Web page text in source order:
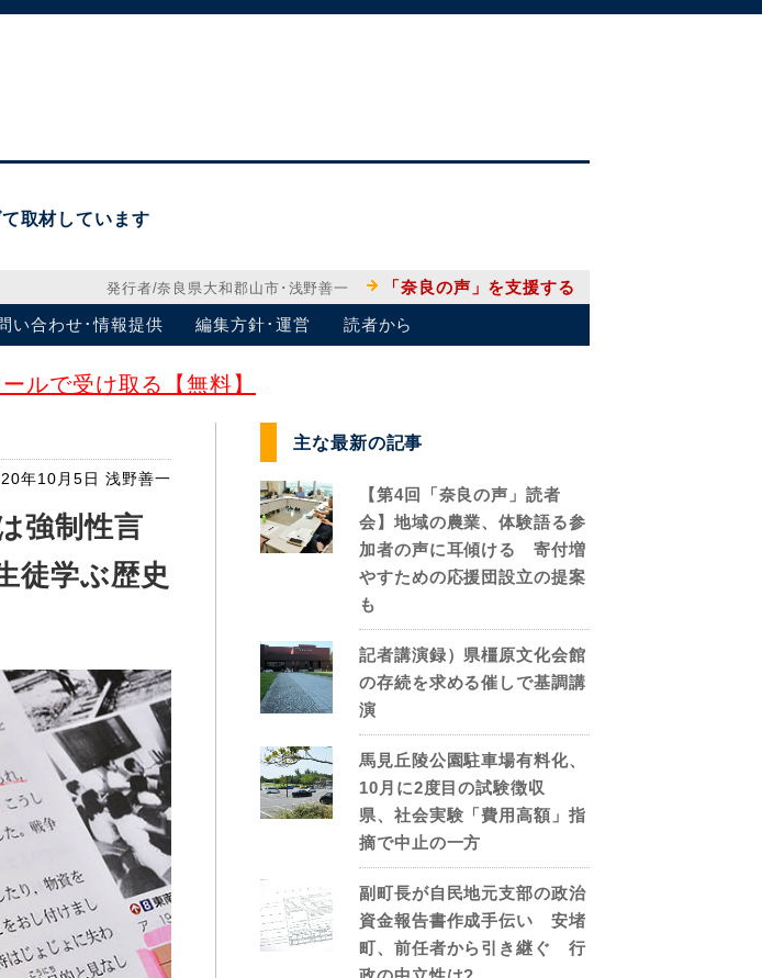
取材しています
発行者/奈良県大和郡山市･浅野善一
「奈良の声」を支援する
い合わせ･情報提供 編集方針･運営 読者から
ルで受け取る【無料】
年10月5日 浅野善一
強制性言
学ぶ歴史
主な最新の記事
【第4回「奈良の声」読者
会】地域の農業、体験語る参
加者の声に耳傾ける 寄付増
やすための応援団設立の提案
も
記者講演録）県橿原文化会館
の存続を求める催しで基調講
演
馬見丘陵公園駐車場有料化、
10月に2度目の試験徴収
県、社会実験「費用高額」指
摘で中止の一方
副町長が自民地元支部の政治
資金報告書作成手伝い 安堵
町、前任者から引き継ぐ 行